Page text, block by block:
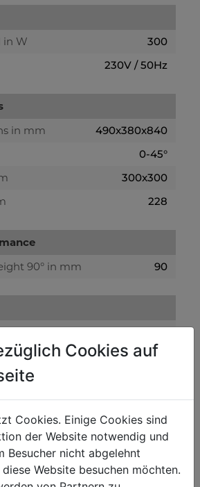
in W
300
230V / 50Hz
in mm
490x380x840
0-45°
300x300
228
90° in mm
90
1575 x 6 - 10
in m/min
635
in mm
20
kg
23
Cookies auf
Cookies. Einige Cookies sind
der Website notwendig und
Besucher nicht abgelehnt
Website besuchen möchten.